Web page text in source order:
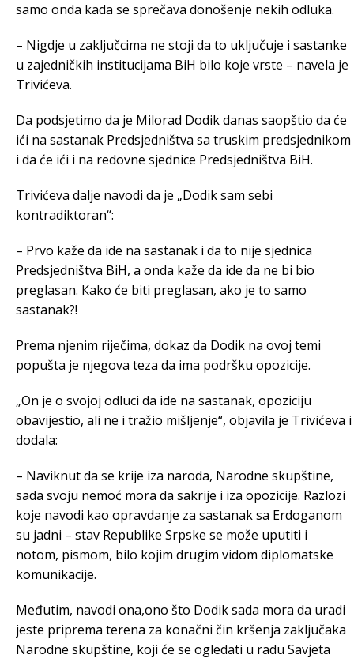
samo onda kada se sprečava donošenje nekih odluka.
– Nigdje u zaključcima ne stoji da to uključuje i sastanke
u zajedničkih institucijama BiH bilo koje vrste – navela je
Trivićeva.
Da podsjetimo da je Milorad Dodik danas saopštio da će
ići na sastanak Predsjedništva sa truskim predsjednikom
i da će ići i na redovne sjednice Predsjedništva BiH.
Trivićeva dalje navodi da je „Dodik sam sebi
kontradiktoran“:
– Prvo kaže da ide na sastanak i da to nije sjednica
Predsjedništva BiH, a onda kaže da ide da ne bi bio
preglasan. Кako će biti preglasan, ako je to samo
sastanak?!
Prema njenim riječima, dokaz da Dodik na ovoj temi
popušta je njegova teza da ima podršku opozicije.
„On je o svojoj odluci da ide na sastanak, opoziciju
obavijestio, ali ne i tražio mišljenje“, objavila je Trivićeva i
dodala:
– Naviknut da se krije iza naroda, Narodne skupštine,
sada svoju nemoć mora da sakrije i iza opozicije. Razlozi
koje navodi kao opravdanje za sastanak sa Erdoganom
su jadni – stav Republike Srpske se može uputiti i
notom, pismom, bilo kojim drugim vidom diplomatske
komunikacije.
Međutim, navodi ona,ono što Dodik sada mora da uradi
jeste priprema terena za konačni čin kršenja zaključaka
Narodne skupštine, koji će se ogledati u radu Savjeta